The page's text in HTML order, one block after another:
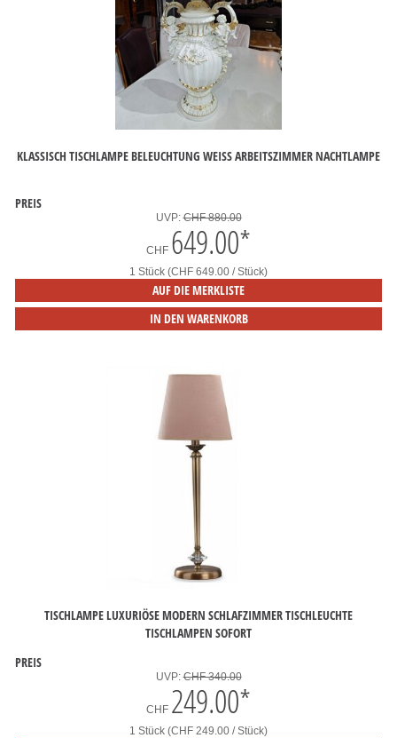
KLASSISCH TISCHLAMPE BELEUCHTUNG WEISS ARBEITSZIMMER NACHTLAMPE
PREIS
UVP:CHF 880.00
CHF 649.00*
1 Stück (CHF 649.00 / Stück)
AUF DIE MERKLISTE
IN DEN WARENKORB
TISCHLAMPE LUXURIÖSE MODERN SCHLAFZIMMER TISCHLEUCHTE
TISCHLAMPEN SOFORT
PREIS
UVP:CHF 340.00
CHF 249.00*
1 Stück (CHF 249.00 / Stück)